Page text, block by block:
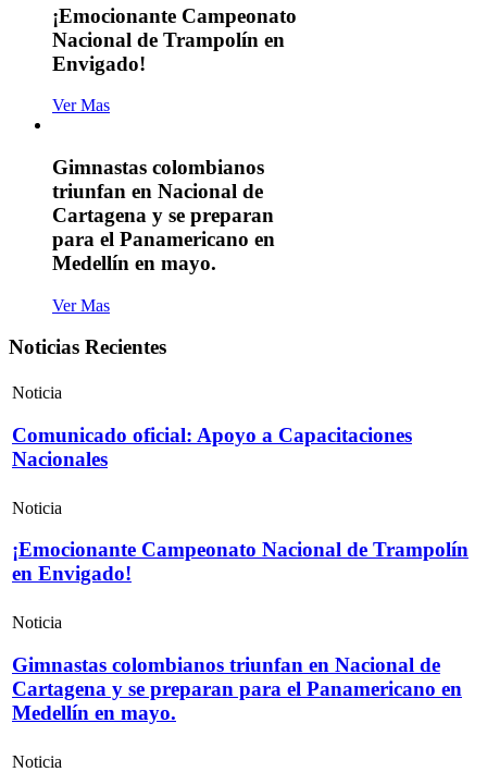
¡Emocionante Campeonato
Nacional de Trampolín en
Envigado!
Ver Mas
Gimnastas colombianos
triunfan en Nacional de
Cartagena y se preparan
para el Panamericano en
Medellín en mayo.
Ver Mas
Noticias Recientes
Noticia
Comunicado oficial: Apoyo a Capacitaciones
Nacionales
Noticia
¡Emocionante Campeonato Nacional de Trampolín
en Envigado!
Noticia
Gimnastas colombianos triunfan en Nacional de
Cartagena y se preparan para el Panamericano en
Medellín en mayo.
Noticia